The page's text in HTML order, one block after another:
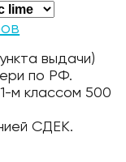
выдачи)
по РФ.
м классом 500
СДЕК.